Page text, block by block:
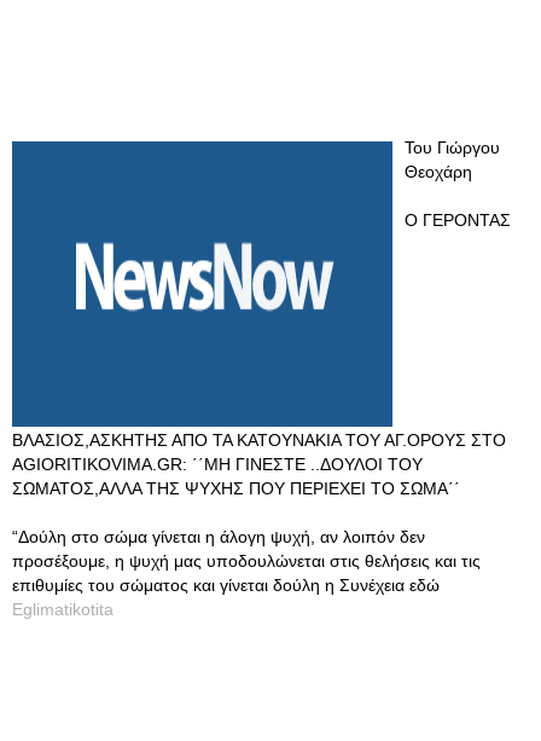
Του Γιώργου
Θεοχάρη
Ο ΓΕΡΟΝΤΑΣ
ΒΛΑΣΙΟΣ,ΑΣΚΗΤΗΣ ΑΠΟ ΤΑ ΚΑΤΟΥΝΑΚΙΑ ΤΟΥ ΑΓ.ΟΡΟΥΣ ΣΤΟ
AGIORITIKOVIMA.GR: ΄΄ΜΗ ΓΙΝΕΣΤΕ ..ΔΟΥΛΟΙ ΤΟΥ
ΣΩΜΑΤΟΣ,ΑΛΛΑ ΤΗΣ ΨΥΧΗΣ ΠΟΥ ΠΕΡΙΕΧΕΙ ΤΟ ΣΩΜΑ΄΄
“Δούλη στο σώμα γίνεται η άλογη ψυχή, αν λοιπόν δεν
προσέξουμε, η ψυχή μας υποδουλώνεται στις θελήσεις και τις
επιθυμίες του σώματος και γίνεται δούλη η Συνέχεια εδώ
Eglimatikotita